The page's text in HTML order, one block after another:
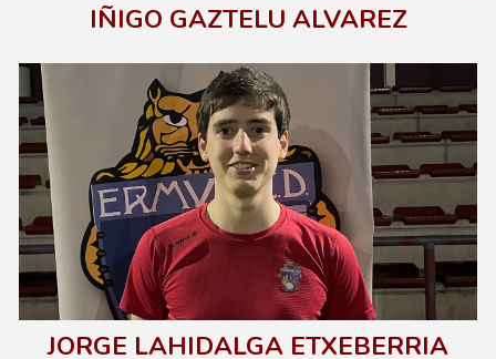
IÑIGO GAZTELU ALVAREZ
JORGE LAHIDALGA ETXEBERRIA